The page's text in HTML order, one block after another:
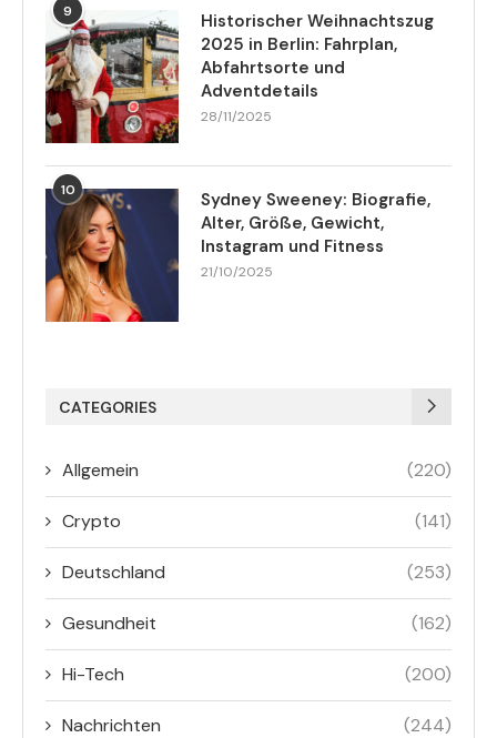
9
Historischer Weihnachtszug
2025 in Berlin: Fahrplan,
Abfahrtsorte und
Adventdetails
28/11/2025
10
Sydney Sweeney: Biografie,
Alter, Größe, Gewicht,
Instagram und Fitness
21/10/2025
CATEGORIES
Allgemein (220)
Crypto (141)
Deutschland (253)
Gesundheit (162)
Hi-Tech (200)
Nachrichten (244)